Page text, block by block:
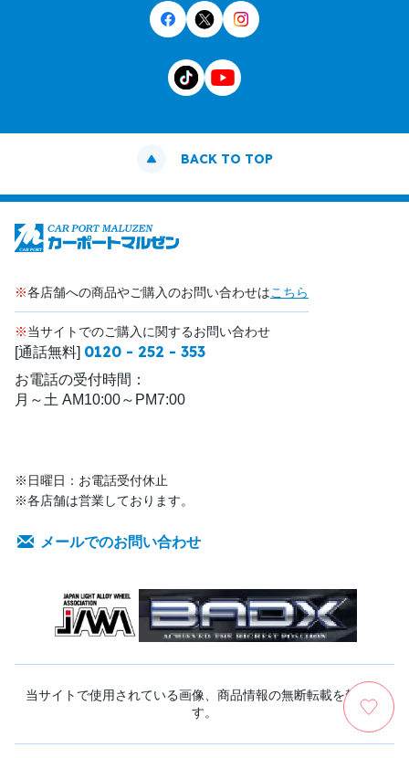
BACK TO TOP
※各店舗への商品やご購入のお問い合わせはこちら
※当サイトでのご購入に関するお問い合わせ
[通話無料] 0120 - 252 - 353
お電話の受付時間：
月～土 AM10:00～PM7:00
※日曜日：お電話受付休止
※各店舗は営業しております。
メールでのお問い合わせ
当サイトで使用されている画像、商品情報の無断転載を禁じま
す。